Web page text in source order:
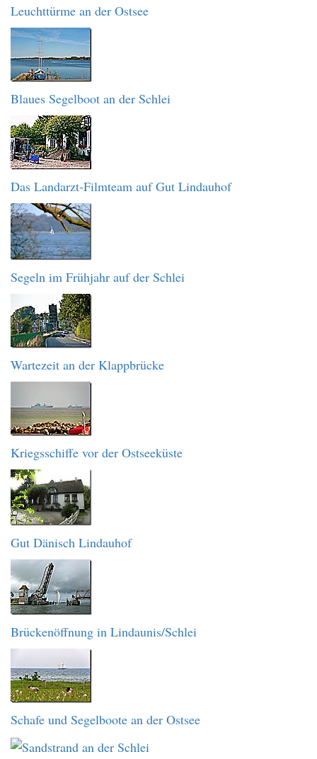
Leuchttürme an der Ostsee
Blaues Segelboot an der Schlei
Das Landarzt-Filmteam auf Gut Lindauhof
Segeln im Frühjahr auf der Schlei
Wartezeit an der Klappbrücke
Kriegsschiffe vor der Ostseeküste
Gut Dänisch Lindauhof
Brückenöffnung in Lindaunis/Schlei
Schafe und Segelboote an der Ostsee